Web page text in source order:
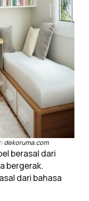
dekoruma.com
berasal dari
bergerak.
dari bahasa